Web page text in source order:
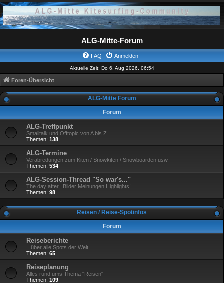
ALG-Mitte-Forum
FAQ Anmelden
Aktuelle Zeit: Do 6. Aug 2026, 06:54
Foren-Übersicht
ALG-Mitte Forum
Forum
ALG-Treffpunkt
Smalltalk und Offtopic von A bis Z
Themen: 138
ALG-Termine
Verabredungen zum Kiten / Snowkiten / Snowboarden usw.
Themen: 534
ALG-Session-Thread "So war's..."
The day after...Bilder Meinungen Highlights!
Themen: 98
Reisen / Reise-Spotinfos
Forum
Reiseberichte
...über alle Spots der Welt
Themen: 65
Reiseplanung
Alles rund ums Thema "Reisen"
Themen: 109